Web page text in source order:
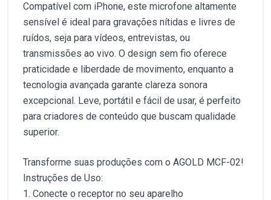
Compatível com iPhone, este microfone altamente
sensível é ideal para gravações nítidas e livres de
ruídos, seja para vídeos, entrevistas, ou
transmissões ao vivo. O design sem fio oferece
praticidade e liberdade de movimento, enquanto a
tecnologia avançada garante clareza sonora
excepcional. Leve, portátil e fácil de usar, é perfeito
para criadores de conteúdo que buscam qualidade
superior.
Transforme suas produções com o AGOLD MCF-02!
Instruções de Uso:
1. Conecte o receptor no seu aparelho